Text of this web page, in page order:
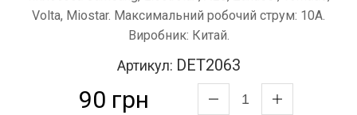
Volta, Miostar. Максимальний робочий струм: 10A.
Виробник: Китай.
Артикул: DET2063
90 грн